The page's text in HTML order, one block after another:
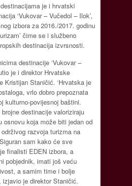
je i hrvatski
‘Vukovar – Vučedol – Ilok’,
izbora za 2016./2017. godinu
čime se i službeno
destinacija izvrsnosti.
destinacije ‘Vukovar –
je i direktor Hrvatske
Kristijan Staničić. ‘Hrvatska je
vrlo dobro prepoznata
kulturno-povijesnoj baštini.
destinacije valoriziraju
osnovu koja može biti jedan od
razvoja turizma na
sam kako će sve
finalisti EDEN izbora, a
pobjednik, imati još veću
a samim time i bolje
izjavio je direktor Staničić.